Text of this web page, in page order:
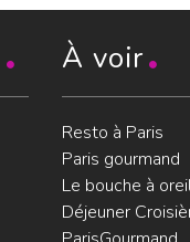
À voir
Resto à Paris
Paris gourmand
Le bouche à
Déjeuner